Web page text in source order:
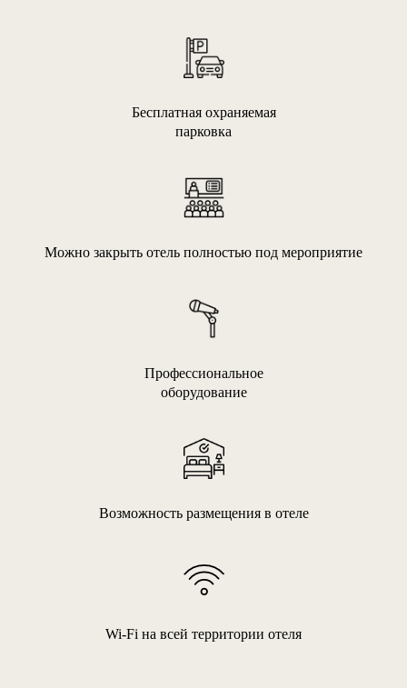
Бесплатная охраняемая
парковка
Можно закрыть отель полностью под мероприятие
Профессиональное
оборудование
Возможность размещения в отеле
Wi-Fi на всей территории отеля